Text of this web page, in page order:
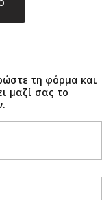
τη φόρμα και
μαζί σας το